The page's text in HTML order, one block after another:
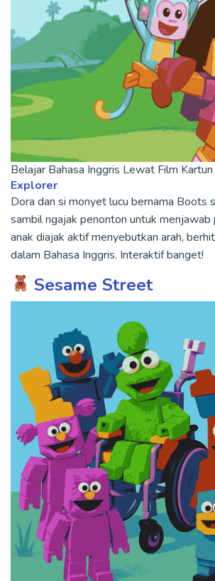
Belajar Bahasa Inggris Lewat Film Kartun
Explorer
Dora dan si monyet lucu bernama Boots
sambil ngajak penonton untuk menjawab
anak diajak aktif menyebutkan arah,
dalam Bahasa Inggris. Interaktif banget!
Sesame Street